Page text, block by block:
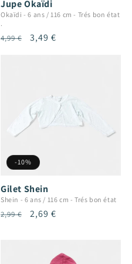
Jupe Okaïdi
Okaïdi -6 ans / 116 cm - Trés bon état
Prix
4,99 €
Prix
3,49 €
-10%
Gilet Shein
Shein - 6 ans / 116 cm -Trés bon état
Prix
2,99 €
Prix
2,69 €